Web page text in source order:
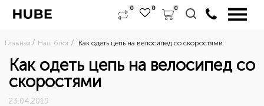
0 0 0
Главная Наш блог Как одеть цепь на велосипед со скоростями
Как одеть цепь на велосипед со
скоростями
23.04.2019